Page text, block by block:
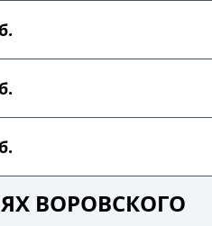
ВОРОВСКОГО